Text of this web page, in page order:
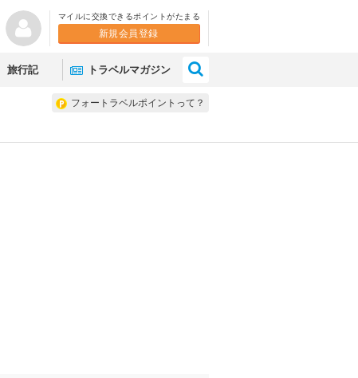
マイルに交換できるポイントがたまる
新規会員登録
旅行記 トラベルマガジン
フォートラベルポイントって？